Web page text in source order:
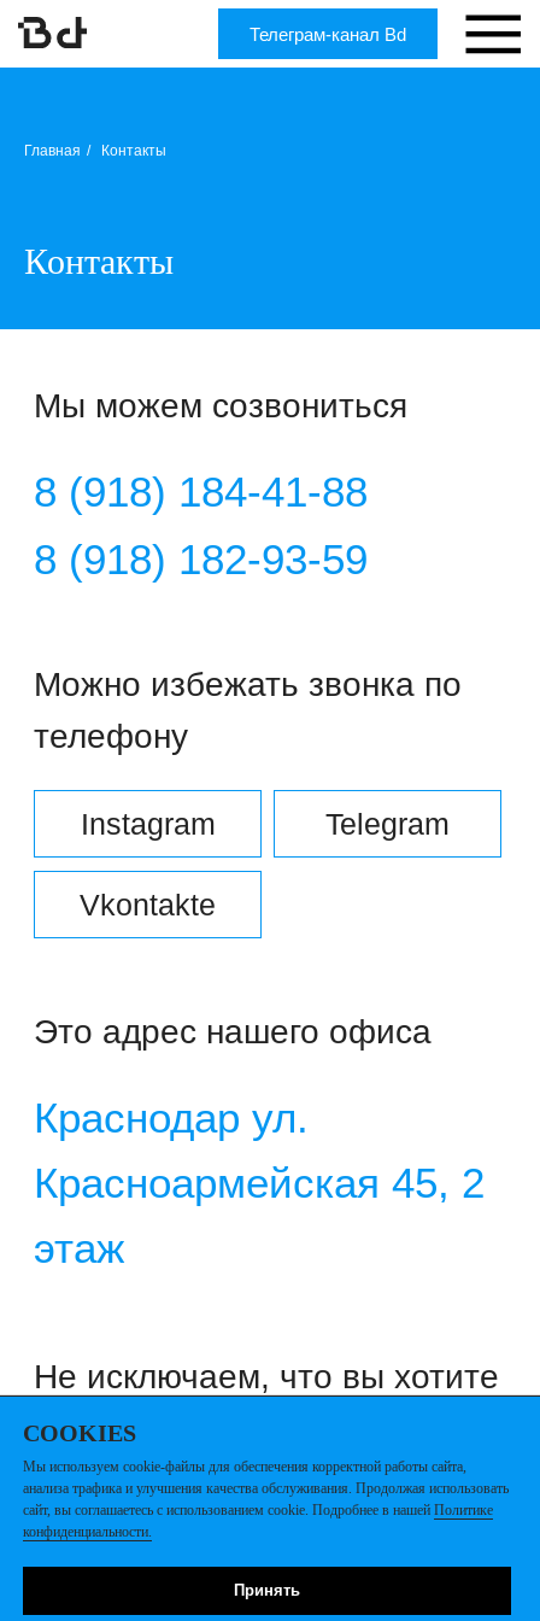
СOOKIES
Мы используем cookie-файлы для обеспечения корректной работы сайта,
анализа трафика и улучшения качества обслуживания. Продолжая использовать
сайт, вы соглашаетесь с использованием cookie. Подробнее в нашей Политике
конфиденциальности.
Принять
Главная / Контакты
Контакты
Можно избежать звонка по
написать письмо
Это адрес нашего офиса
Краснодар ул.
Красноармейская 45, 2
этаж
Instagram
8 (918) 182-93-59